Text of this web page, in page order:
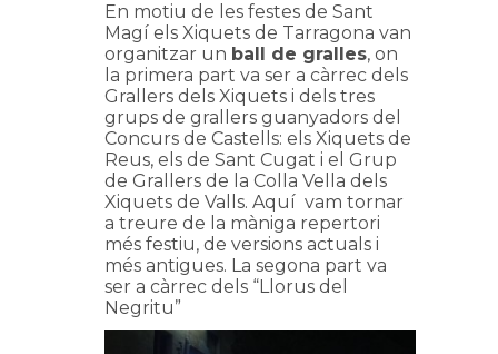
En motiu de les festes de Sant
Magí els Xiquets de Tarragona van
organitzar un ball de gralles, on
la primera part va ser a càrrec dels
Grallers dels Xiquets i dels tres
grups de grallers guanyadors del
Concurs de Castells: els Xiquets de
Reus, els de Sant Cugat i el Grup
de Grallers de la Colla Vella dels
Xiquets de Valls. Aquí vam tornar
a treure de la màniga repertori
més festiu, de versions actuals i
més antigues. La segona part va
ser a càrrec dels “Llorus del
Negritu”